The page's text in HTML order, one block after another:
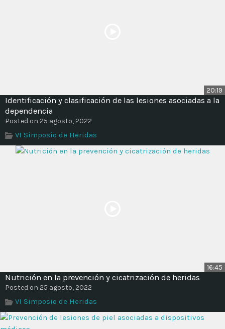
20:19
Identificación y clasificación de las lesiones asociadas a la
dependencia
Posted on 25 agosto, 2022
VI Simposio de Heridas
16:45
Nutrición en la prevención y cicatrización de heridas
Posted on 25 agosto, 2022
VI Simposio de Heridas